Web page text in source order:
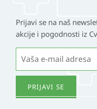
Prijavi se na naš
akcije i pogodnosti iz